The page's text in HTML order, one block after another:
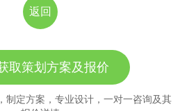
返回
取策划方案及报价
制定方案，专业设计，一对一咨询及其